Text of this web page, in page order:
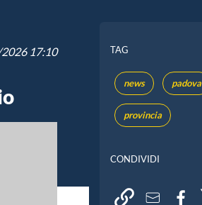
2026 17:10 TAG
news padova
provincia
CONDIVIDI